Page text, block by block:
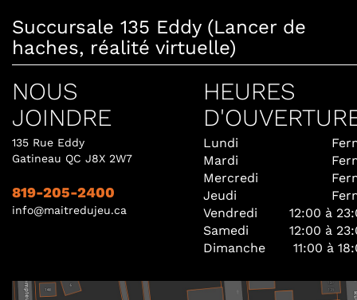
Succursale 135 Eddy (Lancer de
haches, réalité virtuelle)
NOUS
JOINDRE
135 Rue Eddy
Gatineau QC J8X 2W7
819-205-2400
info@maitredujeu.ca
HEURES
Lundi
Mardi
Mercredi
Jeudi
Vendredi
12:00 à
Samedi
12:00 à
Dimanche
11:00 à